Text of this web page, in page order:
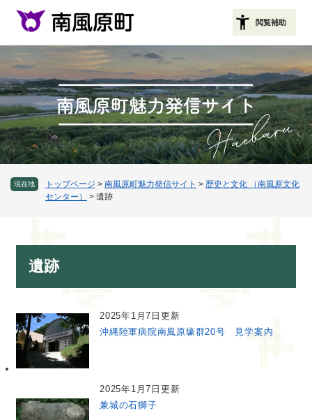
頭
で
す
。
閲覧補助
現在地 トップページ > 南風原町魅力発信サイト > 歴史と文化 （南風原文化
センター）
> 遺跡
遺跡
2025年1月7日更新
沖縄陸軍病院南風原壕群20号 見学案内
2025年1月7日更新
兼城の石獅子